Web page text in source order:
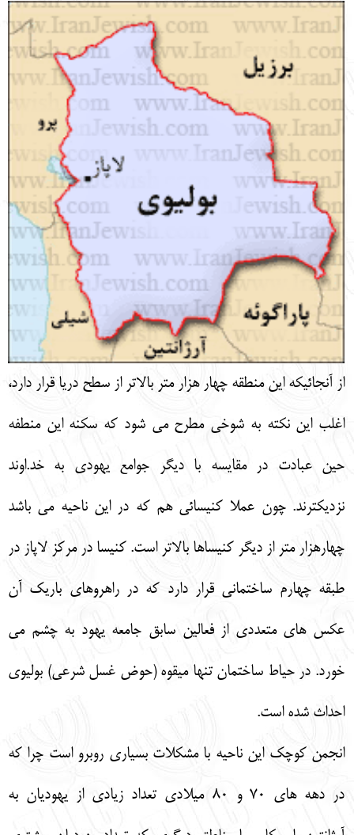
از آنجائيكه اين منطقه چهار هزار متر بالاتر از سطح دريا قرار دارد،
اغلب اين نكته به شوخي مطرح مي شود كه سكنه اين منطفه
حين عبادت در مقايسه با ديگر جوامع يهودي به خد.اوند
نزديكترند. چون عملا كنيسائي هم كه در اين ناحيه مي باشد
چهارهزار متر از ديگر كنيساها بالاتر است. كنيسا در مركز لاپاز در
طبقه چهارم ساختماني قرار دارد كه در راهروهاي باريك آن
عكس هاي متعددي از فعالين سابق جامعه يهود به چشم مي
خورد. در حياط ساختمان تنها ميقوه (حوض غسل شرعي) بوليوي
احداث شده است.
انجمن كوچك اين ناحيه با مشكلات بسياري روبرو است چرا كه
در دهه هاي 70 و 80 ميلادي تعداد زيادي از يهوديان به